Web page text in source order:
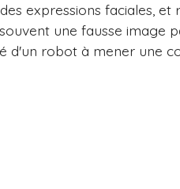
expressions faciales,
une fausse image
d'un robot à mener une